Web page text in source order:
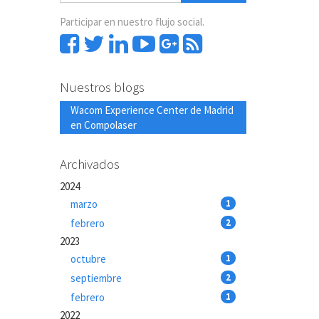
Participar en nuestro flujo social.
Nuestros blogs
Wacom Experience Center de Madrid
en Compolaser
Archivados
2024
marzo
1
febrero 2
2023
octubre
1
septiembre 2
febrero 1
2022